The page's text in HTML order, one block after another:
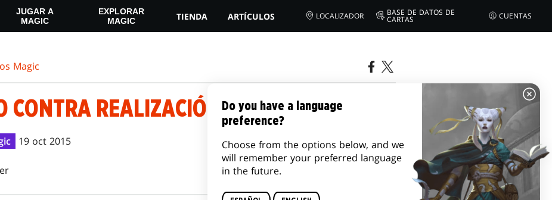
JUGAR A
MAGIC
EXPLORAR
MAGIC
TIENDA ARTÍCULOS LOCALIZADOR BASE DE DATOS DE
CARTAS CUENTAS
Magic
CONTRA REALIZACIÓN
19 oct 2015
Do you have a language
preference?
Choose from the options below, and we
will remember your preferred language
in the future.